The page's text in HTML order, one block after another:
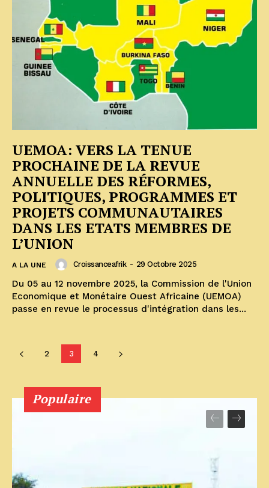
UEMOA: VERS LA TENUE
PROCHAINE DE LA REVUE
ANNUELLE DES RÉFORMES,
POLITIQUES, PROGRAMMES ET
PROJETS COMMUNAUTAIRES
DANS LES ETATS MEMBRES DE
L’UNION
A LA UNE Croissanceafrik - 29 Octobre 2025
Du 05 au 12 novembre 2025, la Commission de l'Union
Economique et Monétaire Ouest Africaine (UEMOA)
passe en revue le processus d'intégration dans les...
2 3 4
Populaire